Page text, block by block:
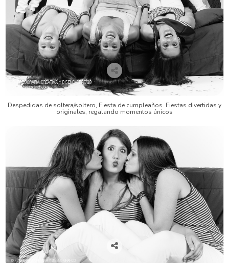
Despedidas de soltera/soltero, Fiesta de cumpleaños. Fiestas divertidas y
originales, regalando momentos únicos